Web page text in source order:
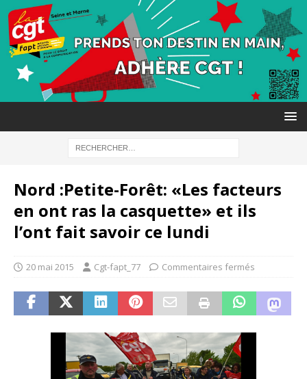
Nord :Petite-Forêt: «Les facteurs
en ont ras la casquette» et ils
l’ont fait savoir ce lundi
20 mai 2015 Cgt-fapt_77 Commentaires fermés